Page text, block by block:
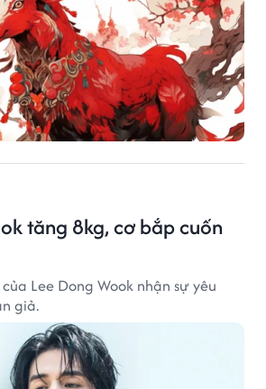
tăng 8kg, cơ bắp cuốn
Lee Dong Wook nhận sự yêu
giả.